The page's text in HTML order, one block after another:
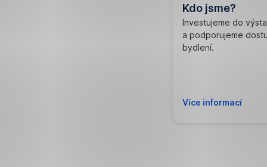
Kdo jsme?
Investujeme do
a podporujeme
bydlení.
Více informací